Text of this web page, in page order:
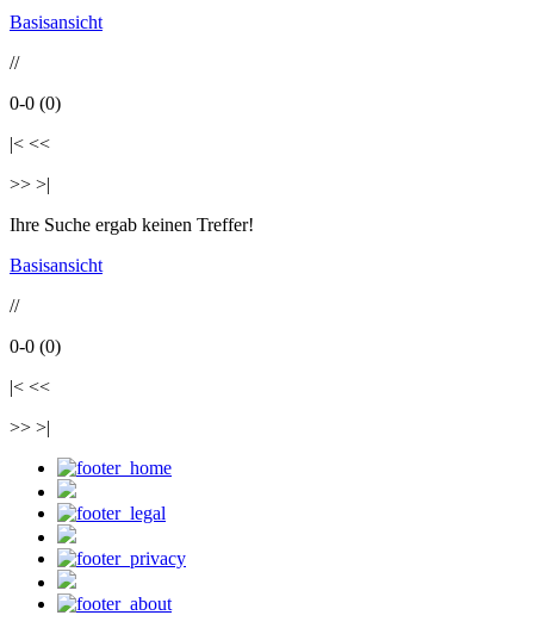
Basisansicht
//
0-0 (0)
|< <<
>> >|
Ihre Suche ergab keinen Treffer!
Basisansicht
//
0-0 (0)
|< <<
>> >|